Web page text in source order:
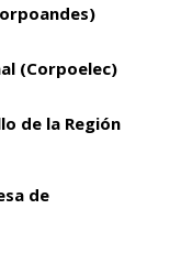
(Corpoelec)
de la Región
de